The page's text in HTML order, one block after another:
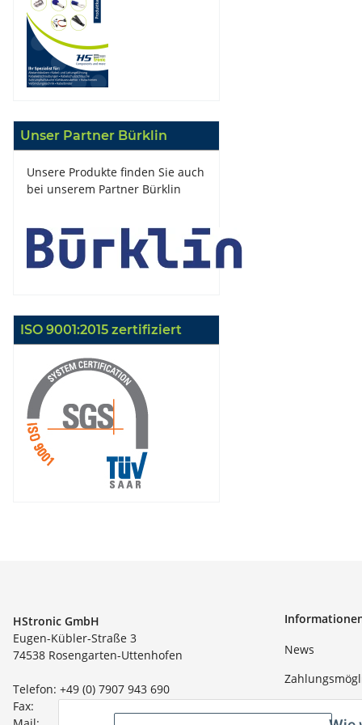
Unser Partner Bürklin
Unsere Produkte finden Sie auch
bei unserem Partner Bürklin
ISO 9001:2015 zertifiziert
HStronic GmbH
Eugen-Kübler-Straße 3
74538 Rosengarten-Uttenhofen
Telefon: +49 (0) 7907 943 690
Fax: +49 (0) 7907 942 0222
News